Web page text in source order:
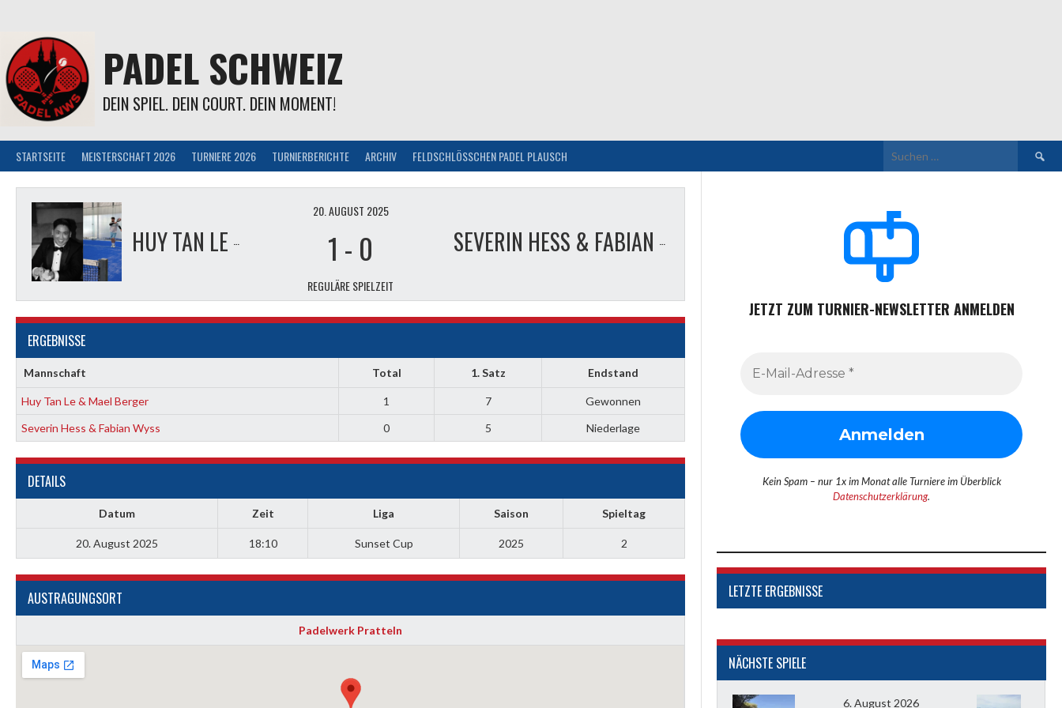
Inhalt
PADEL SCHWEIZ
DEIN SPIEL. DEIN COURT. DEIN MOMENT!
STARTSEITE MEISTERSCHAFT 2026 TURNIERE 2026 TURNIERBERICHTE ARCHIV FELDSCHLÖSSCHEN PADEL PLAUSCH
Suchen
nach:
HUY TAN LE & MAEL BERGER
20. AUGUST 2025
1 - 0
REGULÄRE SPIELZEIT
ERGEBNISSE
Mannschaft Total 1. Satz Endstand
Huy Tan Le & Mael Berger 1 7
Gewonnen
Severin Hess & Fabian Wyss
0 5 Niederlage
DETAILS
Datum Zeit Liga Saison Spieltag
20. August 2025 18:10 Sunset Cup 2025 2
AUSTRAGUNGSORT
Padelwerk Pratteln
JETZT ZUM TURNIER-NEWSLETTER ANMELDEN
Kein Spam – nur 1x im Monat alle Turniere im Überblick
Datenschutzerklärung.
LETZTE ERGEBNISSE
NÄCHSTE SPIELE
6. August 2026